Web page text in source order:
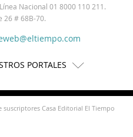
Nacional 01 8000 110 211.
26 # 68B-70.
PORTALES
suscriptores Casa Editorial El Tiempo